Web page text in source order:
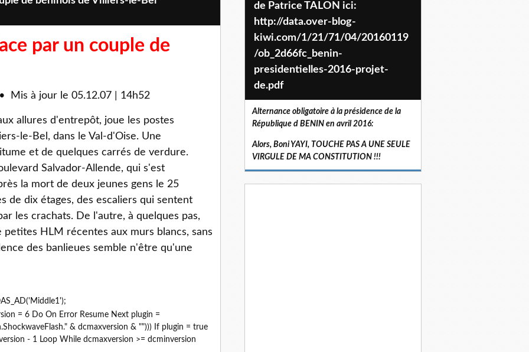
par un couple de
Mis à jour le 05.12.07 | 14h52
allures d'entrepôt, joue les postes
le-Bel, dans le Val-d'Oise. Une
et de quelques carrés de verdure.
Salvador-Allende, qui s'est
la mort de deux jeunes gens le 25
de dix étages, des escaliers qui sentent
les crachats. De l'autre, à quelques pas,
HLM récentes aux murs blancs, sans
des banlieues semble n'être qu'une
= 6 Do On Error Resume Next plugin =
& dcmaxversion & ""))) If plugin = true
- 1 Loop While dcmaxversion >= dcminversion
de Patrice TALON ici:
http://data.over-blog-
kiwi.com/1/21/71/04/20160119
/ob_2d66fc_benin-
presidentielles-2016-projet-
de.pdf
Alternance obligatoire à la présidence de la
République d BENIN en avril 2016:
Alors, Boni YAYI, TOUCHE PAS A UNE SEULE
VIRGULE DE MA CONSTITUTION !!!